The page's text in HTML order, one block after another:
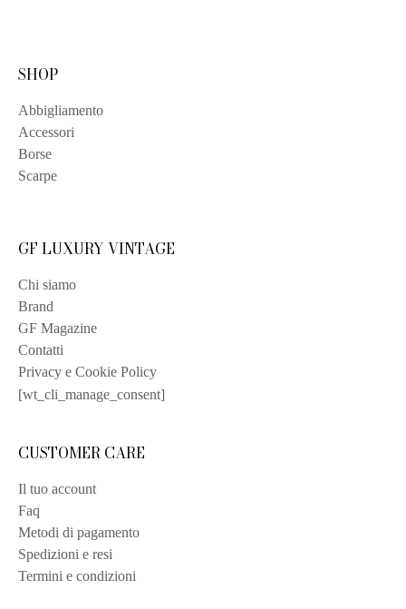
SHOP
Abbigliamento
Accessori
Borse
Scarpe
GF LUXURY VINTAGE
Chi siamo
Brand
GF Magazine
Contatti
Privacy e Cookie Policy
[wt_cli_manage_consent]
CUSTOMER CARE
Il tuo account
Faq
Metodi di pagamento
Spedizioni e resi
Termini e condizioni